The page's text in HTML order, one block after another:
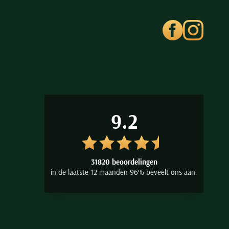
9.2
31820 beoordelingen
in de laatste 12 maanden 96% beveelt ons aan.